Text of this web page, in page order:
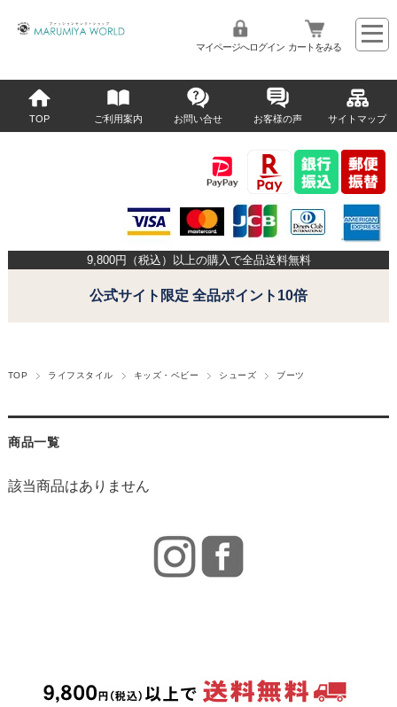
マイページへログイン カートをみる
TOP ご利用案内 お問い合せ お客様の声 サイトマップ
9,800円（税込）以上の購入で全品送料無料
公式サイト限定 全品ポイント10倍
TOP ライフスタイル キッズ・ベビー シューズ ブーツ
商品一覧
該当商品はありません